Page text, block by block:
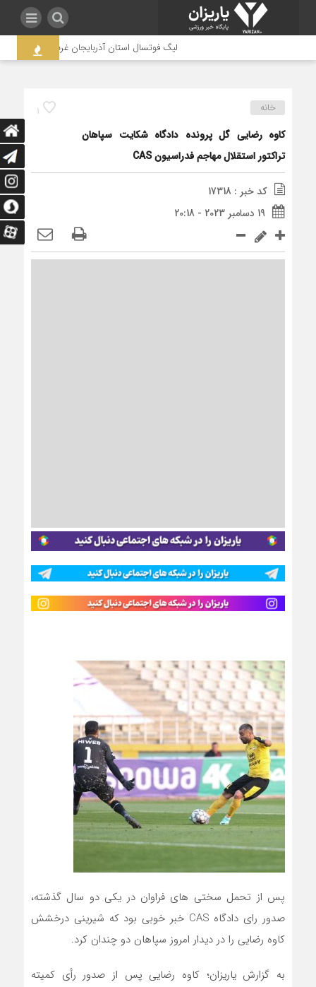
لیگ فوتسال استان آذربایجان غربی به جنجال
1 خانه
کاوه رضایی گل پرونده دادگاه شکایت سپاهان
تراکتور استقلال مهاجم فدراسیون CAS
کد خبر : 17318
19 دسامبر 2023 - 20:18
پس از تحمل سختی های فراوان در یکی دو سال گذشته،
صدور رای دادگاه CAS خبر خوبی بود که شیرینی درخشش
کاوه رضایی را در دیدار امروز سپاهان دو چندان کرد.
به گزارش یاریزان؛ کاوه رضایی پس از صدور رأی کمیته